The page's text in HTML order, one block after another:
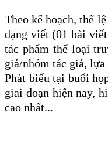
Theokế hoạch, thể
dạng viết (01 bài
tác phẩm thể loại
giả/nhóm tác giả,
Phát biểu tại buổi
giai đoạn hiện nay,
cao nhất...